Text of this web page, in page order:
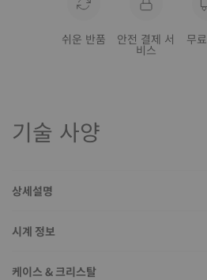
쉬운 반품 안전 결제 서
비스
무
기술 사양
상세설명
시계 정보
케이스 & 크리스탈